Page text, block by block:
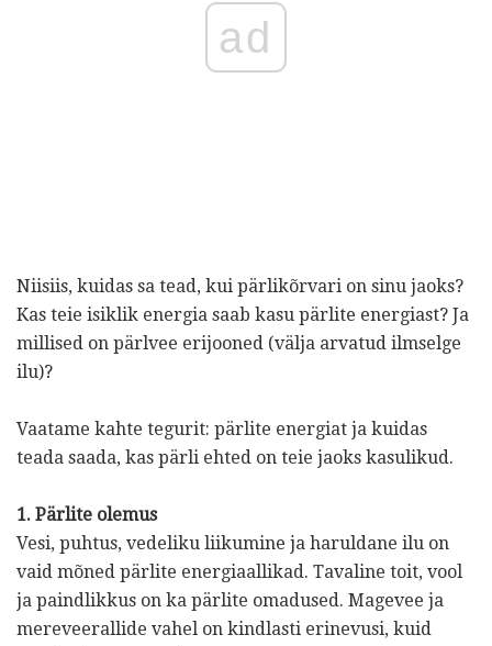
ad
Niisiis, kuidas sa tead, kui pärlikõrvari on sinu jaoks?
Kas teie isiklik energia saab kasu pärlite energiast? Ja
millised on pärlvee erijooned (välja arvatud ilmselge
ilu)?
Vaatame kahte tegurit: pärlite energiat ja kuidas
teada saada, kas pärli ehted on teie jaoks kasulikud.
1. Pärlite olemus
Vesi, puhtus, vedeliku liikumine ja haruldane ilu on
vaid mõned pärlite energiaallikad. Tavaline toit, vool
ja paindlikkus on ka pärlite omadused. Magevee ja
mereveerallide vahel on kindlasti erinevusi, kuid